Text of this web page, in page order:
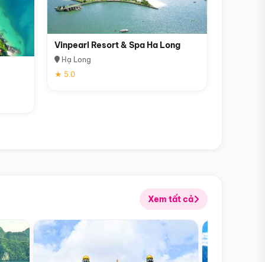
Vinpearl Resort & Spa Ha Long
Hạ Long
★ 5.0
Xem tất cả